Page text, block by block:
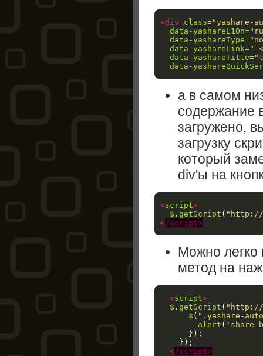
<div class="yashare-
data-yashareL10n=
data-yashareType=
data-yashareLink=" <
data-yashareTitle=
data-
а в самом
содержание
загружено,
загрузку
который
div'ы на
<script>
$ . getScript ( "http://
</script>
Можно легко
метод на
<script>
$ . getScript ( "http://
$ ( ".yashare-
alert ( 'share
});
});
</script>